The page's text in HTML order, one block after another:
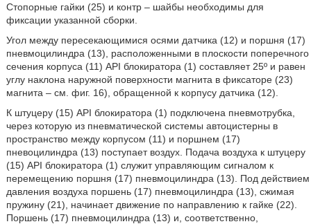
Стопорные гайки (25) и контр – шайбы необходимы для
фиксации указанной сборки.
Угол между пересекающимися осями датчика (12) и поршня (17)
пневмоцилиндра (13), расположенными в плоскости поперечного
сечения корпуса (11) API блокиратора (1) составляет 25º и равен
углу наклона наружной поверхности магнита в фиксаторе (23)
магнита – см. фиг. 16), обращенной к корпусу датчика (12).
К штуцеру (15) API блокиратора (1) подключена пневмотрубка,
через которую из пневматической системы автоцистерны в
пространство между корпусом (11) и поршнем (17)
пневоцилиндра (13) поступает воздух. Подача воздуха к штуцеру
(15) API блокиратора (1) служит управляющим сигналом к
перемещению поршня (17) пневмоцилиндра (13). Под действием
давления воздуха поршень (17) пневмоцилиндра (13), сжимая
пружину (21), начинает движение по направлению к гайке (22).
Поршень (17) пневмоцилиндра (13) и, соответственно,